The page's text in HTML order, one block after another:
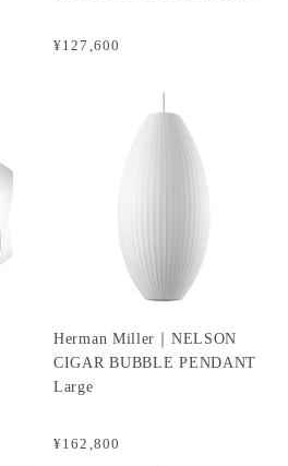
¥127,600
¥162,800
Herman Miller｜NELSON
CIGAR BUBBLE PENDANT
Large